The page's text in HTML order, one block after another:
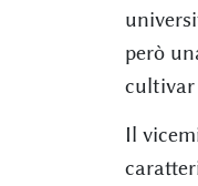
però
cultivar
Il